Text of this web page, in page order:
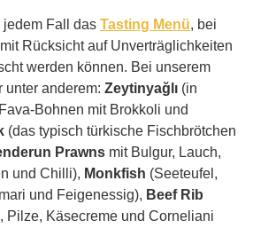
jedem Fall das Tasting Menü, bei
Rücksicht auf Unverträglichkeiten
werden können. Bei unserem
unter anderem: Zeytinyağlı (in
Bohnen mit Brokkoli und
(das typisch türkische Fischbrötchen
Prawns mit Bulgur, Lauch,
und Chilli), Monkfish (Seeteufel,
und Feigenessig), Beef Rib
Pilze, Käsecreme und Corneliani